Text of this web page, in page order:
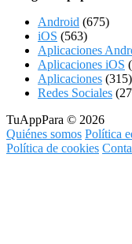
Android (675)
iOS (563)
Aplicaciones
Aplicaciones iOS
Aplicaciones (315)
Redes Sociales
TuAppPara © 2026
Quiénes somos Política
Política de cookies